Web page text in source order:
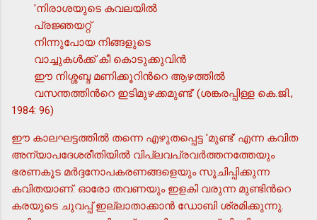
'നിരാശയുടെ കവലയില്‍
പ്രജ്ഞയറ്റ്
നിന്നുപോയ നിങ്ങളുടെ
വാച്ചുകള്‍ക്ക് കീ കൊടുക്കുവിന്‍
ഈ നിശ്ശബ്ദ മണിക്കൂറിന്‍റെ ആഴത്തില്‍
വസന്തത്തിന്‍റെ ഇടിമുഴക്കമുണ്ട്' (ശങ്കരപ്പിള്ള കെ.ജി.,
1984: 96)
ഈ കാലഘട്ടത്തില്‍ തന്നെ എഴുതപ്പെട്ട 'മുണ്ട്' എന്ന കവിത
അന്യാപദേശരീതിയില്‍ വിപ്ലവപ്രവര്‍ത്തനത്തേയും
ഭരണകൂട മര്‍ദ്ദനോപകരണങ്ങളെയും സൂചിപ്പിക്കുന്ന
കവിതയാണ്. ഓരോ തവണയും ഇളകി വരുന്ന മുണ്ടിന്‍റെ
കരയുടെ ചുവപ്പ് ഇല്ലാതാക്കാന്‍ ഡോബി ശ്രമിക്കുന്നു.